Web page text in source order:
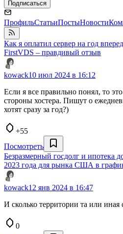
Подписаться
ПрофильСтатьиПостыНовости
Как я оплатил сервер на год
FirstVDS – правдивый отзыв
kowack10 июл 2024 в 16:12
Если я все правильно понял, то
стороны хостера. Пишут о
хотят сразу за год?)
+55
Посмотреть
Безразмерный госдолг и ипотека
2023 года для рынка США в
kowack12 янв 2024 в 16:47
И сколько территории та или иная
0